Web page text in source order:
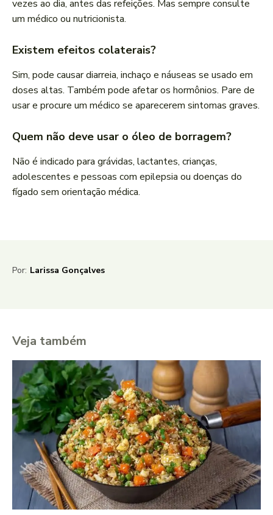
vezes ao dia, antes das refeições. Mas sempre consulte
um médico ou nutricionista.
Existem efeitos colaterais?
Sim, pode causar diarreia, inchaço e náuseas se usado em
doses altas. Também pode afetar os hormônios. Pare de
usar e procure um médico se aparecerem sintomas graves.
Quem não deve usar o óleo de borragem?
Não é indicado para grávidas, lactantes, crianças,
adolescentes e pessoas com epilepsia ou doenças do
fígado sem orientação médica.
Por: Larissa Gonçalves
Veja também